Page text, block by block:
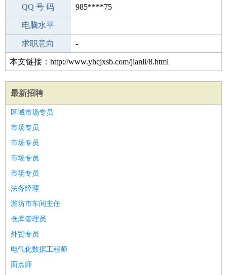
手机号码 182****7078
QQ 号 码 985****75
微信号码
电脑水平
外语水平
求职意向 -
本文链接：http://www.yhcjxsb.com/jianli/8.html
最新招聘
区域市场专员
市场专员
市场专员
市场专员
市场专员
法务经理
潍坊市车间主任
仓库管理员
外贸专员
电气化数据工程师
面点师